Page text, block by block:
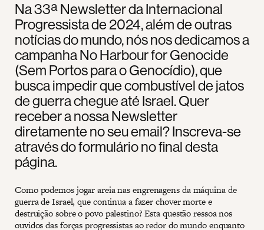
Na 33ª Newsletter da Internacional
Progressista de 2024, além de outras
notícias do mundo, nós nos dedicamos a
campanha No Harbour for Genocide
(Sem Portos para o Genocídio), que
busca impedir que combustível de jatos
de guerra chegue até Israel. Quer
receber a nossa Newsletter
diretamente no seu email? Inscreva-se
através do formulário no final desta
página.
Como podemos jogar areia nas engrenagens da máquina de
guerra de Israel, que continua a fazer chover morte e
destruição sobre o povo palestino? Esta questão ressoa nos
ouvidos das forças progressistas ao redor do mundo enquanto